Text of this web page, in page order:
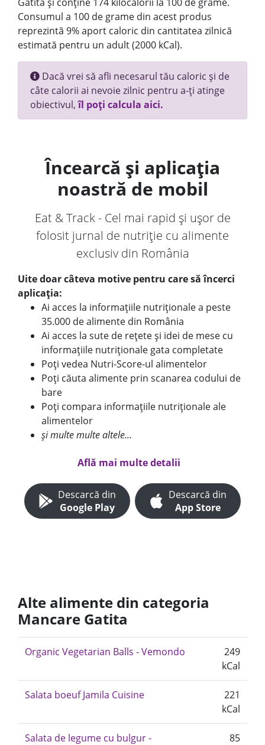
Consumul a 100 de grame din acest produs
reprezintă 9% aport caloric din cantitatea zilnică
estimată pentru un adult (2000 kCal).
Dacă vrei să afli necesarul tău caloric și de
câte calorii ai nevoie zilnic pentru a-ți atinge
obiectivul,îl poți calcula aici.
Încearcă și aplicația
noastră de mobil
Eat & Track - Cel mai rapid și ușor de
folosit jurnal de nutriție cu alimente
exclusiv din România
Uite doar câteva motive pentru care să încerci
aplicația:
Ai acces la informațiile nutriționale a peste
35.000 de alimente din România
Ai acces la sute de rețete și idei de mese cu
informațiile nutriționale gata completate
Poți vedea Nutri-Score-ul alimentelor
Poți căuta alimente prin scanarea codului de
bare
Poți compara informațiile nutriționale ale
alimentelor
și multe multe altele...
Află mai multe detalii
Descarcă din
Google Play
Descarcă din
App Store
Alte alimente din categoria
Mancare Gatita
Organic Vegetarian Balls - Vemondo
249
kCal
Salata boeuf Jamila Cuisine
221
kCal
Salata de legume cu bulgur -
85